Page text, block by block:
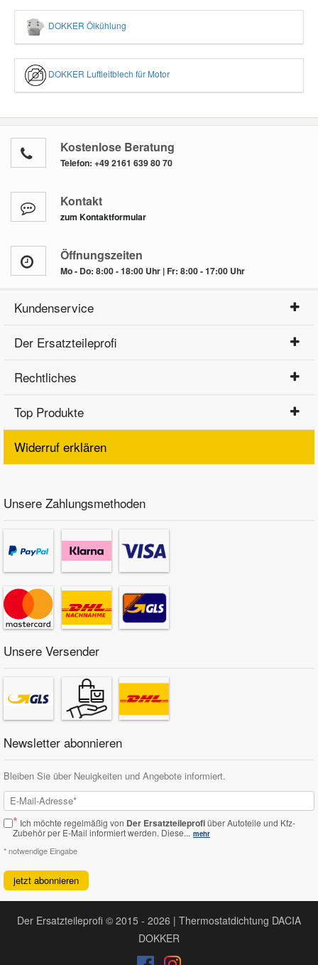
DOKKER Ölkühlung
DOKKER Luftleitblech für Motor
Kostenlose Beratung
Telefon: +49 2161 639 80 70
Kontakt
zum Kontaktformular
Öffnungszeiten
Mo - Do: 8:00 - 18:00 Uhr | Fr: 8:00 - 17:00 Uhr
Kundenservice
Der Ersatzteileprofi
Rechtliches
Top Produkte
Widerruf erklären
Unsere Zahlungsmethoden
Unsere Versender
Newsletter abonnieren
Bleiben Sie über Neuigkeiten und Angebote informiert.
* Ich möchte regelmäßig von Der Ersatzteileprofiüber Autoteile und Kfz-
Zubehör per E-Mail informiert werden. Diese... mehr
* notwendige Eingabe
jetzt abonnieren
Der Ersatzteileprofi © 2015 - 2026 | Thermostatdichtung DACIA
DOKKER